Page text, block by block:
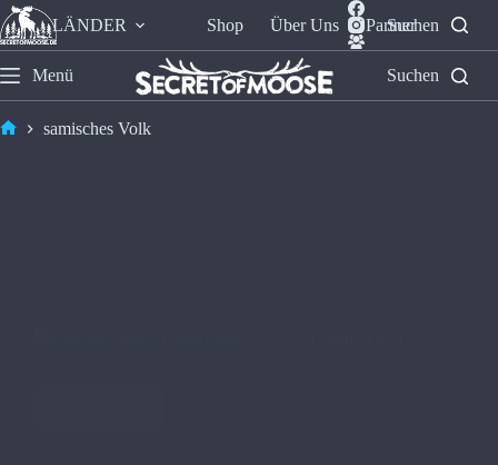
LÄNDER Shop Über Uns Partner
Suchen
Menü Suchen
samisches Volk